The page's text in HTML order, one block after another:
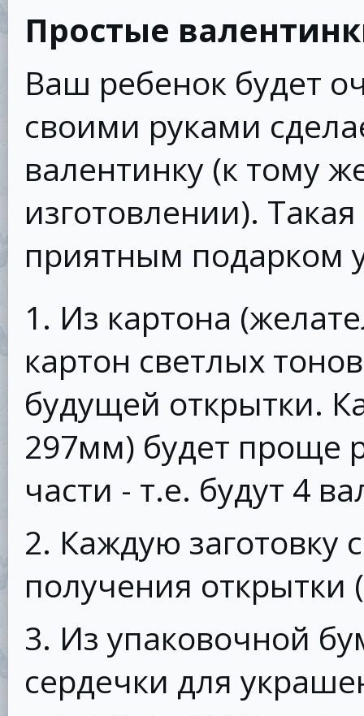
Простые
Ваш ребенок будет
своими руками
валентинку (к тому
изготовлении).
приятным подарком
1. Из картона
картон светлых
будущей открытки.
297мм) будет проще
части - т.е. будут 4
2. Каждую заготовку
получения открытки
3. Из упаковочной
сердечки для